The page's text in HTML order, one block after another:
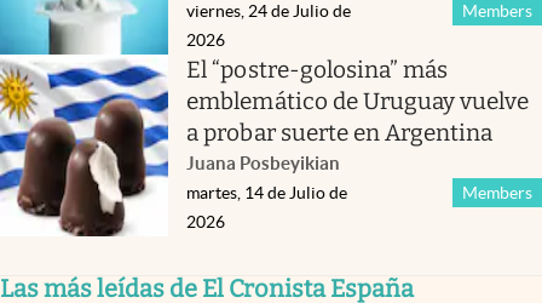
Members
viernes, 24 de Julio de
2026
El “postre-golosina” más
emblemático de Uruguay vuelve
a probar suerte en Argentina
Juana Posbeyikian
Members
martes, 14 de Julio de
2026
Las más leídas de El Cronista España